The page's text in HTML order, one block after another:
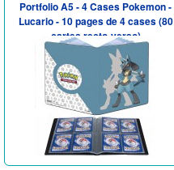
Portfolio A5 - 4 Cases Pokemon -
Lucario - 10 pages de 4 cases (80
cartes recto-verso)